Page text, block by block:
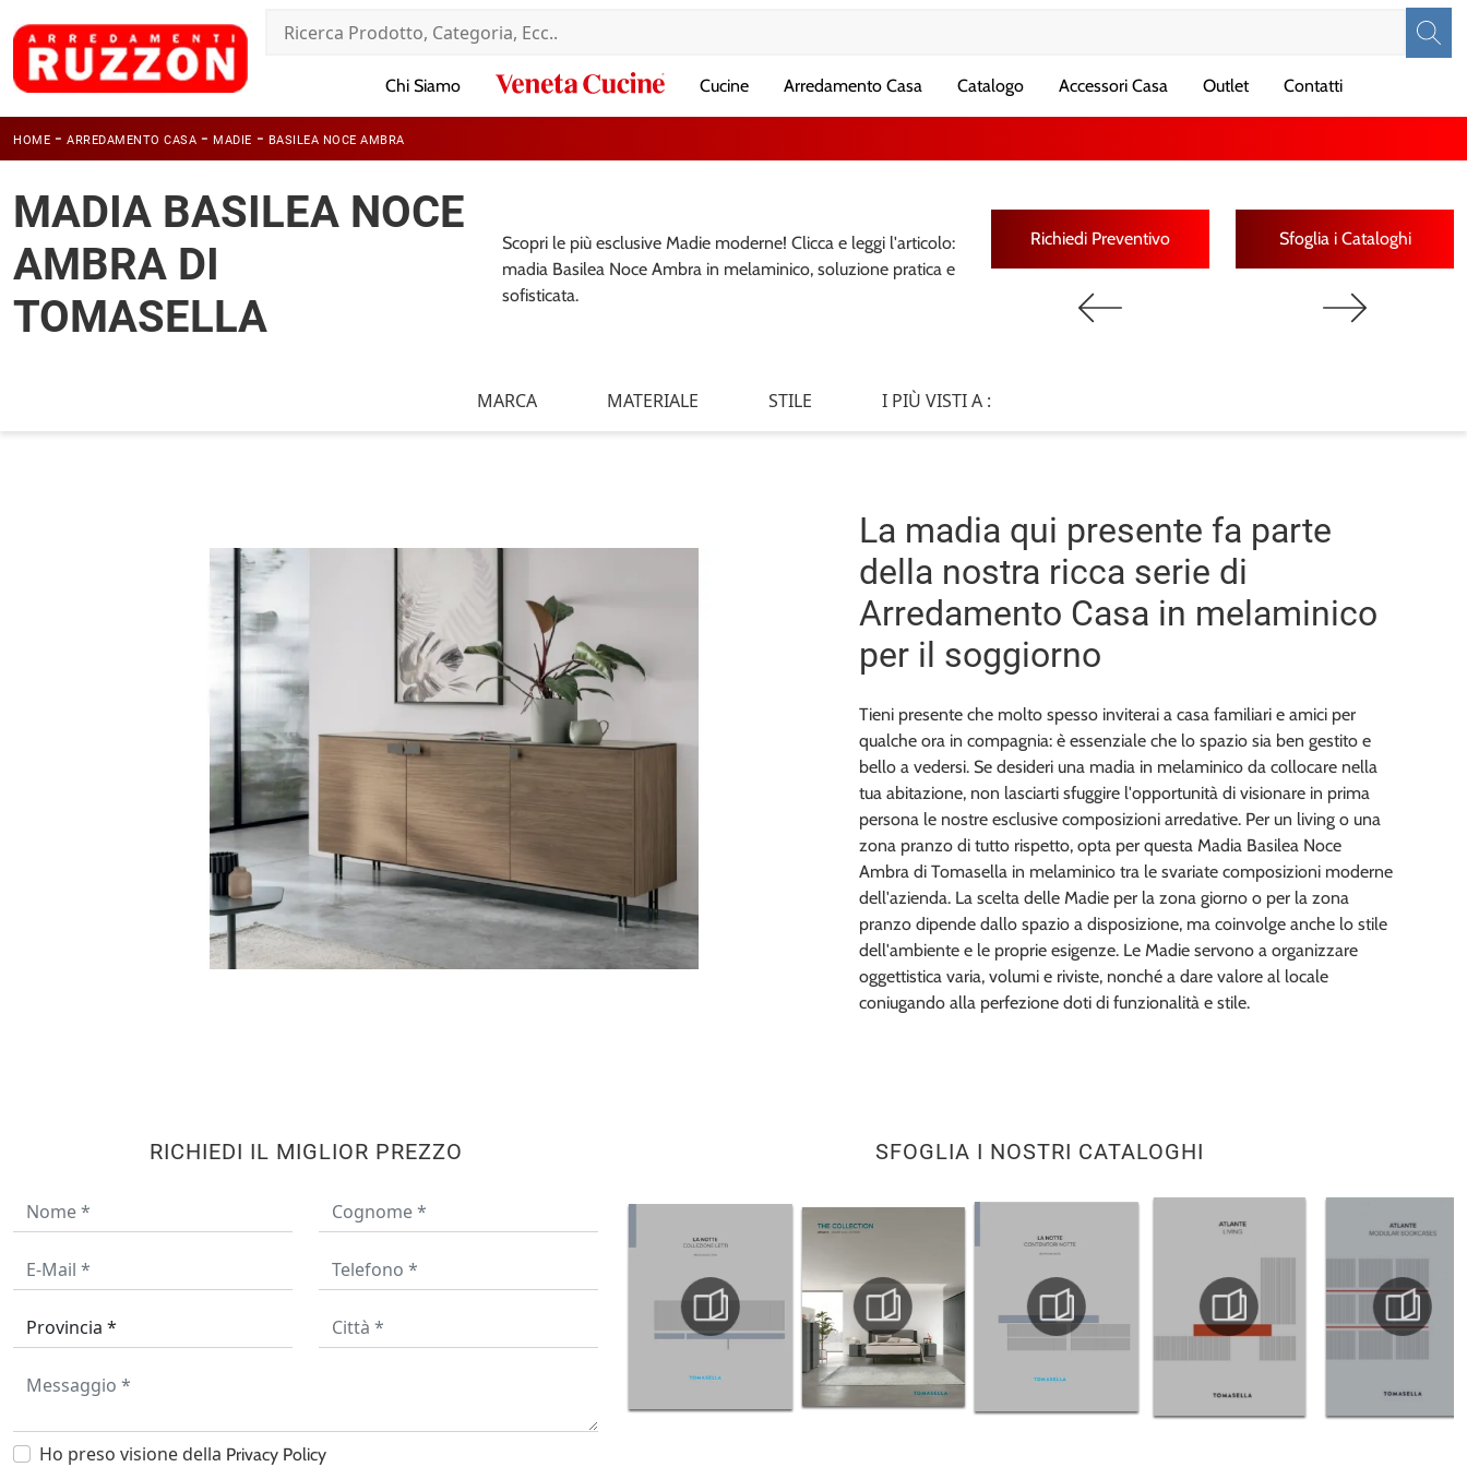
Chi Siamo
VenetaCucine Arredamento Casa Catalogo Accessori Casa Outlet Contatti
HOME - ARREDAMENTO CASA - MADIE - BASILEA NOCE AMBRA
MADIA BASILEA NOCE
AMBRA DI
TOMASELLA
Scopri le più esclusive Madie moderne! Clicca e leggi l'articolo:
madia Basilea Noce Ambra in melaminico, soluzione pratica e
sofisticata.
Richiedi Preventivo Sfoglia i Cataloghi
MARCA MATERIALE STILE I PIÙ VISTI A :
La madia qui presente fa parte
della nostra ricca serie di
Arredamento Casa in melaminico
per il soggiorno
Tieni presente che molto spesso inviterai a casa familiari e amici per
qualche ora in compagnia: è essenziale che lo spazio sia ben gestito e
bello a vedersi. Se desideri una madia in melaminico da collocare nella
tua abitazione, non lasciarti sfuggire l'opportunità di visionare in prima
persona le nostre esclusive composizioni arredative. Per un living o una
zona pranzo di tutto rispetto, opta per questa Madia Basilea Noce
Ambra di Tomasella in melaminico tra le svariate composizioni moderne
dell'azienda. La scelta delle Madie per la zona giorno o per la zona
pranzo dipende dallo spazio a disposizione, ma coinvolge anche lo stile
dell'ambiente e le proprie esigenze. Le Madie servono a organizzare
oggettistica varia, volumi e riviste, nonché a dare valore al locale
coniugando alla perfezione doti di funzionalità e stile.
SFOGLIA I NOSTRI CATALOGHI
RICHIEDI IL MIGLIOR PREZZO
Ho preso visione della Privacy Policy